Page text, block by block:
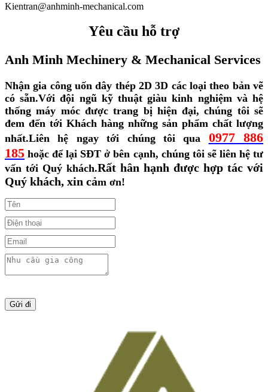
Kientran@anhminh-mechanical.com
Yêu cầu hỗ trợ
Anh Minh Mechinery & Mechanical Services
Nhận gia công uốn dây thép 2D 3D các loại theo bản vẽ
có sẵn.Với đội ngũ kỹ thuật giàu kinh nghiệm và hệ
thống máy móc được trang bị hiện đại, chúng tôi sẽ
đem đến tới Khách hàng những sản phẩm chất lượng
nhất.Liên hệ ngay tới chúng tôi qua 0977 886
185 hoặc để lại SĐT ở bên cạnh, chúng tôi sẽ liên hệ tư
vấn tới Quý khách.Rất hân hạnh được hợp tác với
Quý khách, xin cảm ơn!
Gửi đi